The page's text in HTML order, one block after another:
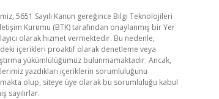
5651 Sayılı Kanun gereğince Bilgi Teknolojileri
Kurumu (BTK) tarafından onaylanmış bir Yer
olarak hizmet vermektedir. Bu nedenle,
içerikleri proaktif olarak denetleme veya
yükümlülüğümüz bulunmamaktadır. Ancak,
yazdıkları içeriklerin sorumluluğunu
olup, siteye üye olarak bu sorumluluğu kabul
sayılırlar.